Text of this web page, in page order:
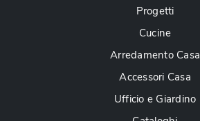
Progetti
Cucine
Arredamento Casa
Accessori Casa
Ufficio e Giardino